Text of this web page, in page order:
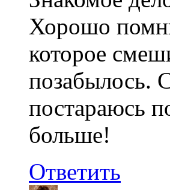
Хорошо
которое
позабылось.
постараюсь
больше!
Ответить